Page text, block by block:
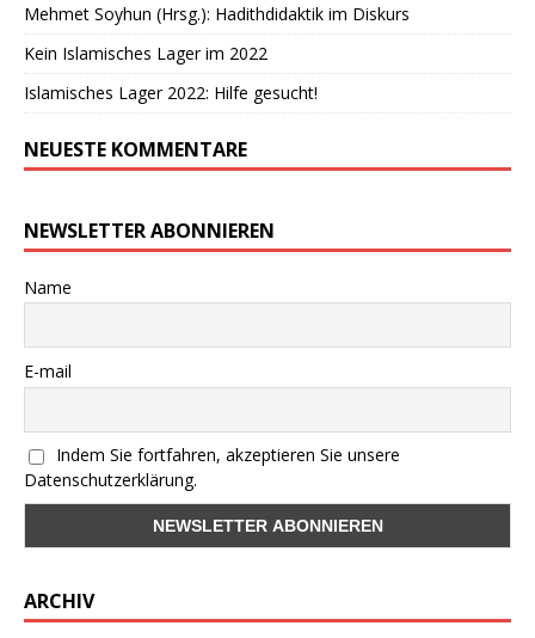
Mehmet Soyhun (Hrsg.): Hadithdidaktik im Diskurs
Kein Islamisches Lager im 2022
Islamisches Lager 2022: Hilfe gesucht!
NEUESTE KOMMENTARE
NEWSLETTER ABONNIEREN
Name
E-mail
Indem Sie fortfahren, akzeptieren Sie unsere
Datenschutzerklärung.
ARCHIV